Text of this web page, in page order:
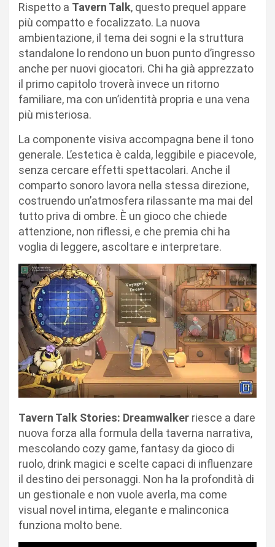
Rispetto a Tavern Talk, questo prequel appare
più compatto e focalizzato. La nuova
ambientazione, il tema dei sogni e la struttura
standalone lo rendono un buon punto d’ingresso
anche per nuovi giocatori. Chi ha già apprezzato
il primo capitolo troverà invece un ritorno
familiare, ma con un’identità propria e una vena
più misteriosa.
La componente visiva accompagna bene il tono
generale. L’estetica è calda, leggibile e piacevole,
senza cercare effetti spettacolari. Anche il
comparto sonoro lavora nella stessa direzione,
costruendo un’atmosfera rilassante ma mai del
tutto priva di ombre. È un gioco che chiede
attenzione, non riflessi, e che premia chi ha
voglia di leggere, ascoltare e interpretare.
Tavern Talk Stories: Dreamwalker riesce a dare
nuova forza alla formula della taverna narrativa,
mescolando cozy game, fantasy da gioco di
ruolo, drink magici e scelte capaci di influenzare
il destino dei personaggi. Non ha la profondità di
un gestionale e non vuole averla, ma come
visual novel intima, elegante e malinconica
funziona molto bene.